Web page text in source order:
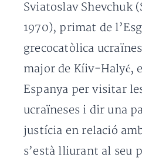
Sviatoslav Shevchuk
1970), primat de
grecocatòlica
major de Kíiv-Halyć,
Espanya per visitar
ucraïneses i dir una
justícia en relació
s’està lliurant al seu